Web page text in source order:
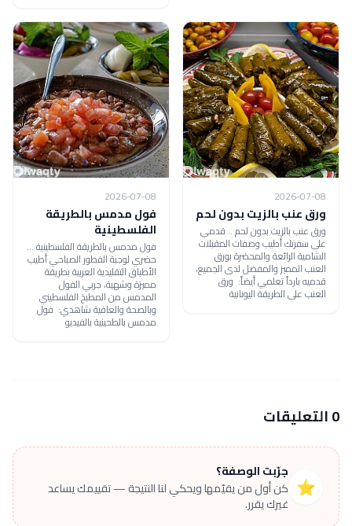
2026-07-08
ورق عنب بالزيت بدون لحم
ورق عنب بالزيت بدون لحم .. قدمي
على سفرتك أطيب وصفات المقبلات
الشامية الرائعة والمحضرة بورق
العنب المميز والمفضل لدى الجميع،
قدميه بارداً تعلمي أيضاً: ورق
العنب على الطريقة اليونانية
2026-07-08
فول مدمس بالطريقة
الفلسطينية
فول مدمس بالطريقة الفلسطينية ...
حضري لوجبة الفطور الصباحي أطيب
الأطباق التقليدية العربية بطريقة
مميزة وشهية، جربي الفول
المدمس من المطبخ الفلسطيني
وبالصحة والعافية شاهدي: فول
مدمس بالطحينية بالفيديو
0 التعليقات
⭐
جرّبت الوصفة؟
كن أول من يقيّمها ويحكي لنا النتيجة — تقييمك يساعد
غيرك يقرر.